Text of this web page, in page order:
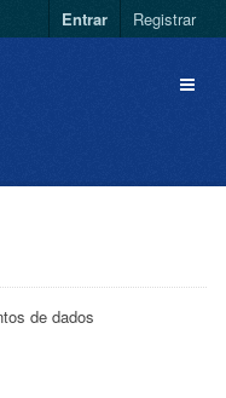
Entrar Registrar
de dados